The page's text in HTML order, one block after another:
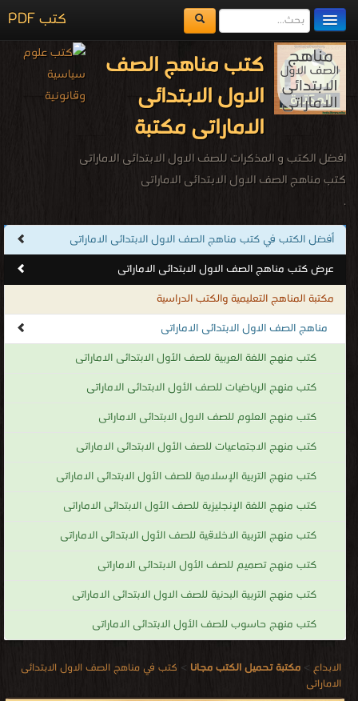
كتب PDF
مكتبة الكتب
المكتبات
يُقرأ حالياً
اضف كتاب
كتب مناهج الصف
الاول الابتدائى
الاماراتى مكتبة
افضل الكتب و المذكرات للصف الاول الابتدائى الاماراتى
كتب مناهج الصف الاول الابتدائى الاماراتى
.
أفضل الكتب في كتب مناهج الصف الاول الابتدائى الاماراتى
عرض كتب مناهج الصف الاول الابتدائى الاماراتى
مكتبة المناهج التعليمية والكتب الدراسية
مناهج الصف الاول الابتدائى الاماراتى
كتب منهج اللغة العربية للصف الأول الابتدائى الاماراتى
كتب منهج الرياضيات للصف الأول الابتدائى الاماراتى
كتب منهج العلوم للصف الاول الابتدائى الاماراتى
كتب منهج الاجتماعيات للصف الأول الابتدائى الاماراتى
كتب منهج التربية الإسلامية للصف الأول الابتدائى الاماراتى
كتب منهج اللغة الإنجليزية للصف الأول الابتدائى الاماراتى
كتب منهج التربية الاخلاقية للصف الأول الابتدائى الاماراتى
كتب منهج تصميم للصف الأول الابتدائى الاماراتى
كتب منهج التربية البدنية للصف الاول الابتدائى الاماراتى
كتب منهج حاسوب للصف الأول الابتدائى الاماراتى
الابداع > مكتبة تحميل الكتب مجانا > كتب في مناهج الصف الاول الابتدائى
الاماراتى